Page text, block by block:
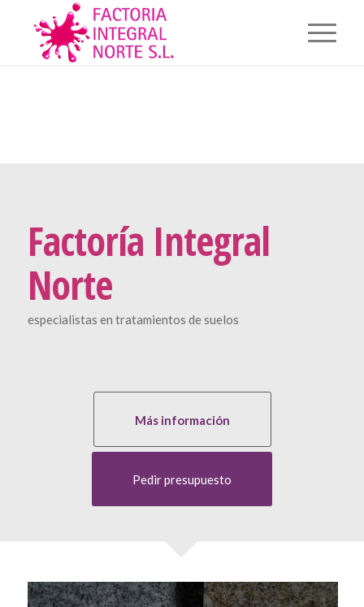
Factoría Integral
Norte
especialistas en tratamientos de suelos
Más información
Pedir presupuesto